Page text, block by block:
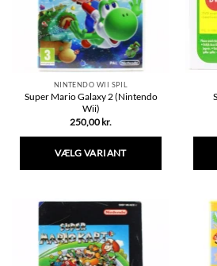
NINTENDO WII SPIL
Super Mario Galaxy 2 (Nintendo
Wii)
250,00 kr.
VÆLG VARIANT
har
flere
varianter.
Mulighederne